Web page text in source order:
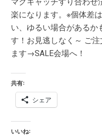
マグキャッチすり合わせ
楽になります。※個体差
い、ゆるい場合があるか
す！お見逃しなく～ ご
ます→SALE会場へ！
共有:
シェア
いいね: